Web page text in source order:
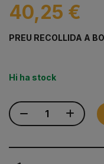
40,25 €
PREU RECOLLIDA A
Hi ha stock